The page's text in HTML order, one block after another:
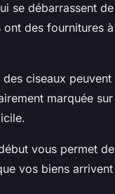
se débarrassent de
ont des fournitures à
ciseaux peuvent
marquée sur
vous permet de
vos biens arrivent